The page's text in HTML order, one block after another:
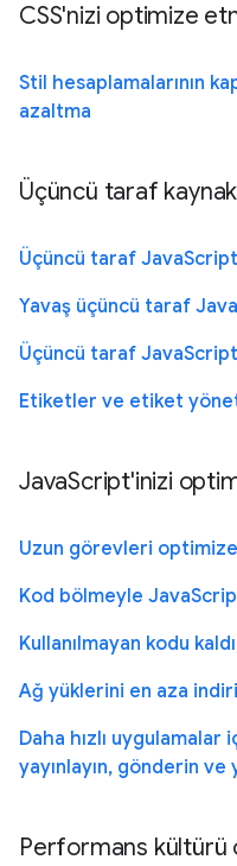
CSS'nizi optimize
Stil hesaplamalarının
azaltma
Üçüncü taraf
Üçüncü taraf
Yavaş üçüncü taraf
Üçüncü taraf
Etiketler ve etiket
JavaScript'inizi
Uzun görevleri
Kod bölmeyle
Kullanılmayan kodu
Ağ yüklerini en aza
Daha hızlı
yayınlayın, gönderin ve
Performans kültürü